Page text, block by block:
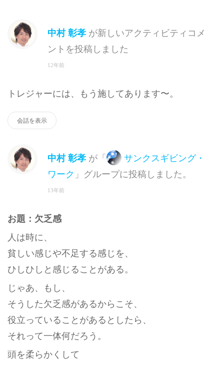
中村 彰孝 が新しいアクティビティコメ
ントを投稿しました
12年前
トレジャーには、もう施してあります〜。
会話を表示
中村 彰孝 が「
サンクスギビング・
ワーク 」グループに投稿しました。
13年前
お題：欠乏感
人は時に、
貧しい感じや不足する感じを、
ひしひしと感じることがある。
じゃあ、もし、
そうした欠乏感があるからこそ、
役立っていることがあるとしたら、
それって一体何だろう。
頭を柔らかくして